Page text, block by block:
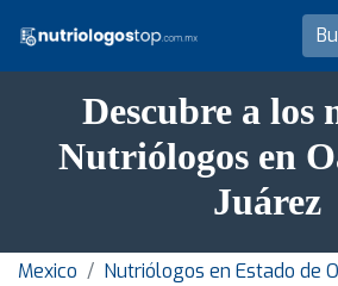
Descubre a los
Nutriólogos en
Juárez
Mexico
Nutriólogos en Estado de